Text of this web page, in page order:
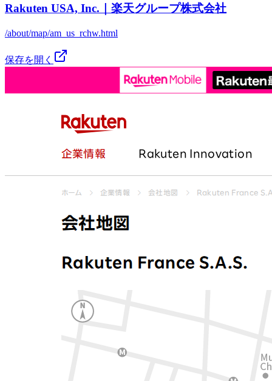
Rakuten USA, Inc.｜楽天グループ株式会社
/about/map/am_us_rchw.html
保存を開く